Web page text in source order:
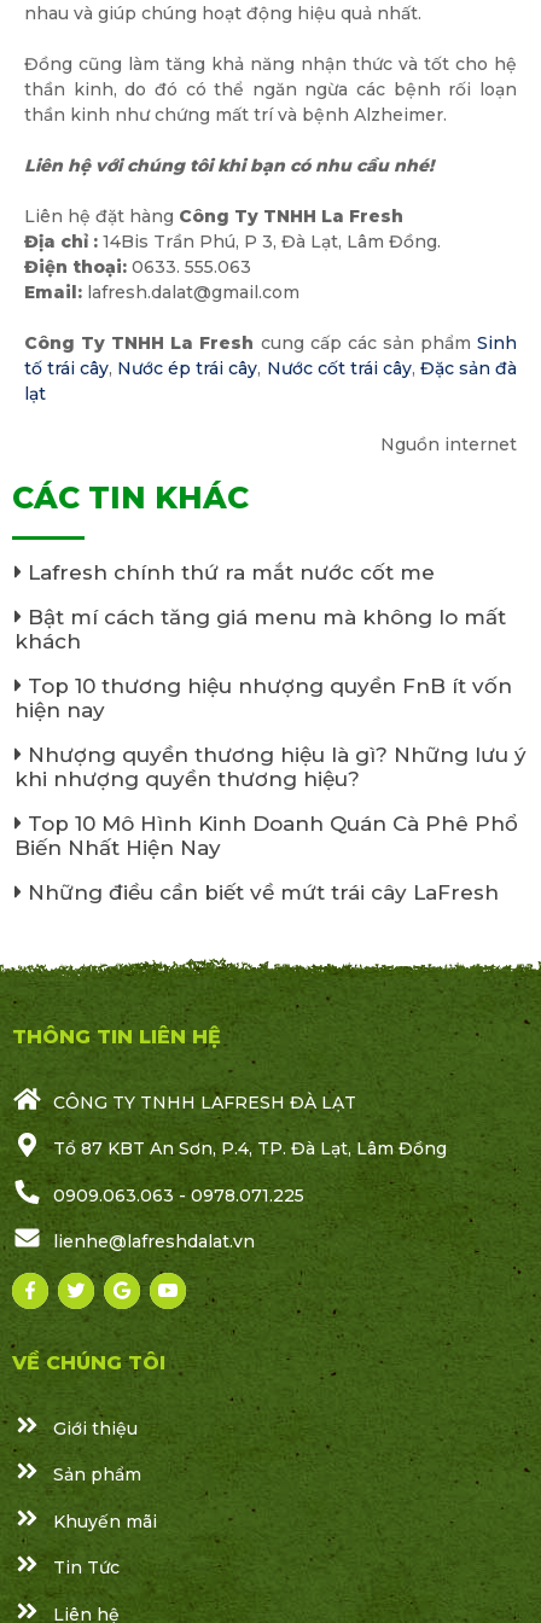
nhau và giúp chúng hoạt động hiệu quả nhất.
Đồng cũng làm tăng khả năng nhận thức và tốt cho hệ
thần kinh, do đó có thể ngăn ngừa các bệnh rối loạn
thần kinh như chứng mất trí và bệnh Alzheimer.
Liên hệ với chúng tôi khi bạn có nhu cầu nhé!
Liên hệ đặt hàng Công Ty TNHH La Fresh
Địa chỉ : 14Bis Trần Phú, P 3, Đà Lạt, Lâm Đồng.
Điện thoại: 0633. 555.063
Email: lafresh.dalat@gmail.com
Công Ty TNHH La Fresh cung cấp các sản phẩm Sinh
tố trái cây, Nước ép trái cây, Nước cốt trái cây, Đặc sản đà
lạt
Nguồn internet
CÁC TIN KHÁC
Lafresh chính thứ ra mắt nước cốt me
Bật mí cách tăng giá menu mà không lo mất
khách
Top 10 thương hiệu nhượng quyền FnB ít vốn
hiện nay
Nhượng quyền thương hiệu là gì? Những lưu ý
khi nhượng quyền thương hiệu?
Top 10 Mô Hình Kinh Doanh Quán Cà Phê Phổ
Biến Nhất Hiện Nay
Những điều cần biết về mứt trái cây LaFresh
THÔNG TIN LIÊN HỆ
CÔNG TY TNHH LAFRESH ĐÀ LẠT
Tổ 87 KBT An Sơn, P.4, TP. Đà Lạt, Lâm Đồng
0909.063.063 - 0978.071.225
lienhe@lafreshdalat.vn
VỀ CHÚNG TÔI
Giới thiệu
Sản phẩm
Khuyến mãi
Tin Tức
Liên hệ